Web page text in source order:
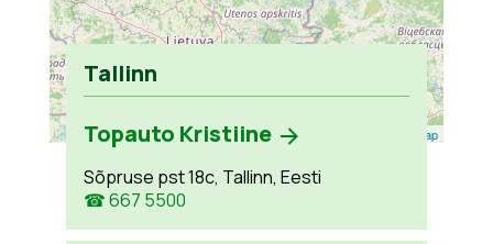
Leaflet OpenStreetMap
Tallinn
Topauto Kristiine
Sõpruse pst 18c, Tallinn, Eesti
☎ 667 5500